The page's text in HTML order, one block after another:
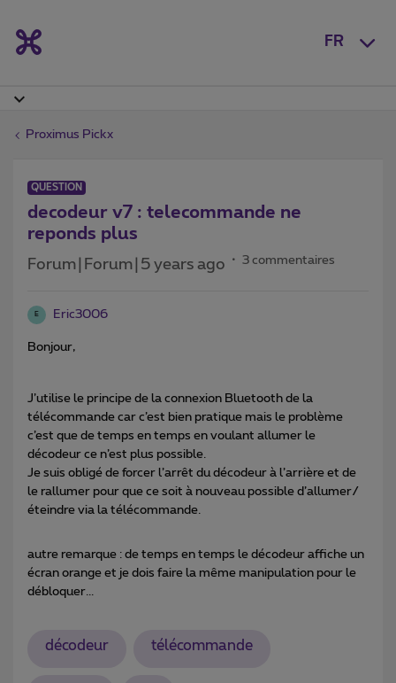
FR
Proximus Pickx
QUESTION
decodeur v7 : telecommande ne
reponds plus
Forum|Forum|5 years ago 3 commentaires
E Eric3006
Bonjour,
J’utilise le principe de la connexion Bluetooth de la
télécommande car c’est bien pratique mais le problème
c’est que de temps en temps en voulant allumer le
décodeur ce n’est plus possible.
Je suis obligé de forcer l’arrêt du décodeur à l’arrière et de
le rallumer pour que ce soit à nouveau possible d’allumer/
éteindre via la télécommande.
autre remarque : de temps en temps le décodeur affiche un
écran orange et je dois faire la même manipulation pour le
débloquer...
décodeur télécommande